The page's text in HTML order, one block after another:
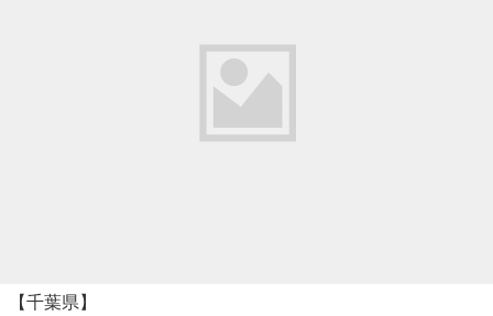
【千葉県】